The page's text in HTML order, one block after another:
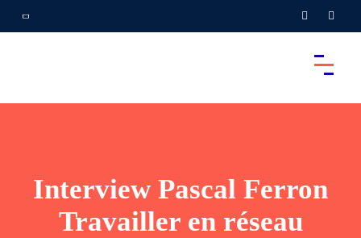
Interview Pascal Ferron
Travailler en réseau